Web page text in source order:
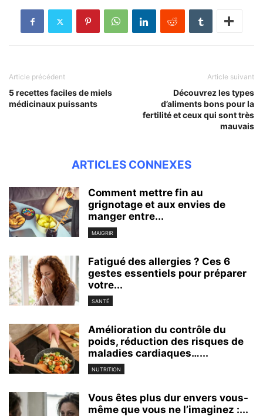
Article précédent
5 recettes faciles de miels
médicinaux puissants
Article suivant
Découvrez les types
d’aliments bons pour la
fertilité et ceux qui sont très
mauvais
ARTICLES CONNEXES
Comment mettre fin au
grignotage et aux envies de
manger entre...
MAIGRIR
Fatigué des allergies ? Ces 6
gestes essentiels pour préparer
votre...
SANTÉ
Amélioration du contrôle du
poids, réduction des risques de
maladies cardiaques…...
NUTRITION
Vous êtes plus dur envers vous-
même que vous ne l’imaginez :...